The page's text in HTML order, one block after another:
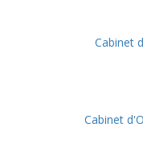
Cabinet
Cabinet